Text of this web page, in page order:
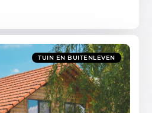
TUIN EN BUITENLEVEN